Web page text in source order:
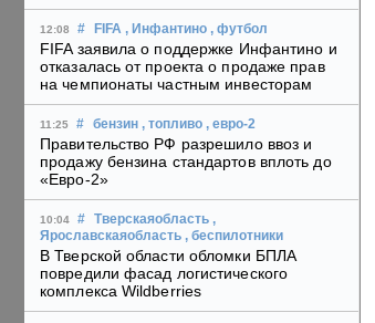
12:08 # FIFA , Инфантино , футбол
FIFA заявила о поддержке Инфантино и
отказалась от проекта о продаже прав
на чемпионаты частным инвесторам
11:25 # бензин , топливо , евро-2
Правительство РФ разрешило ввоз и
продажу бензина стандартов вплоть до
«Евро-2»
10:04 # Тверскаяобласть ,
Ярославскаяобласть , беспилотники
В Тверской области обломки БПЛА
повредили фасад логистического
комплекса Wildberries